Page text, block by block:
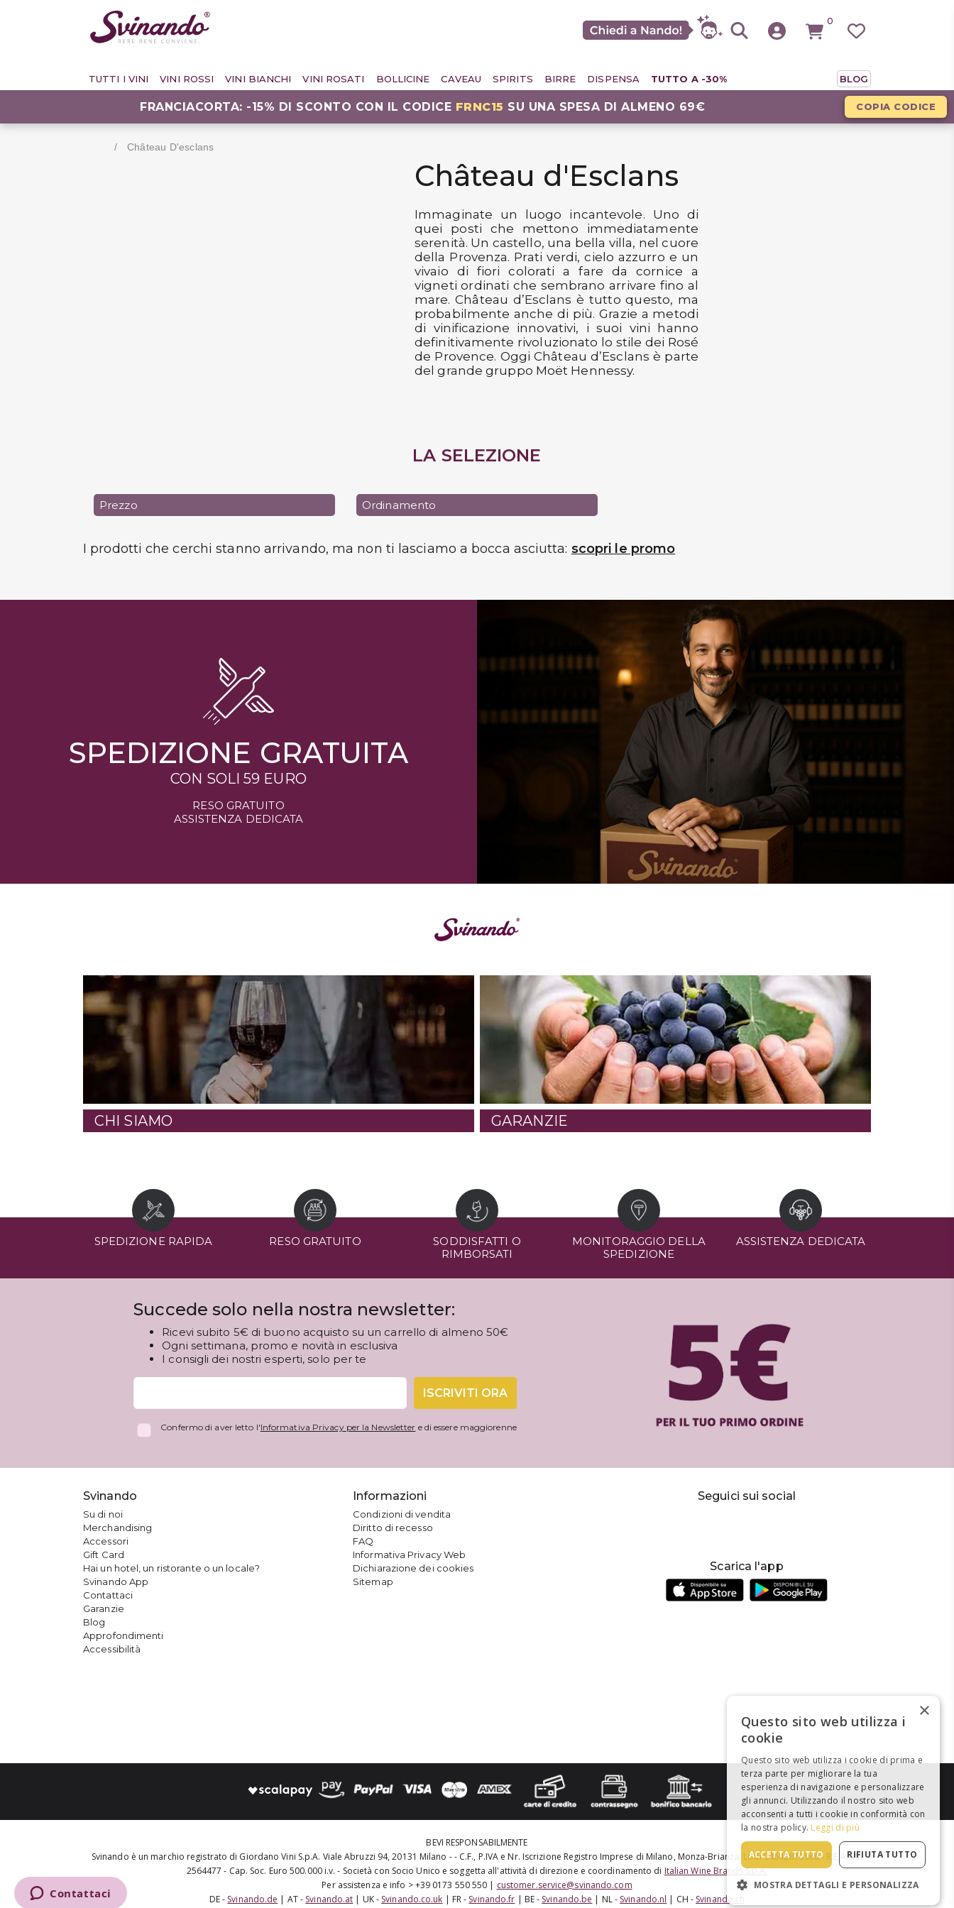
0
TUTTI I VINI VINI ROSSI VINI BIANCHI VINI ROSATI BOLLICINE CAVEAU SPIRITS BIRRE DISPENSA TUTTO A -30% BLOG
FRANCIACORTA: -15% DI SCONTO CON IL CODICE FRNC15 SU UNA SPESA DI ALMENO 69€ COPIA CODICE
Château D'esclans
Château d'Esclans
Immaginate un luogo incantevole. Uno di
quei posti che mettono immediatamente
serenità. Un castello, una bella villa, nel cuore
della Provenza. Prati verdi, cielo azzurro e un
vivaio di fiori colorati a fare da cornice a
vigneti ordinati che sembrano arrivare fino al
mare. Château d’Esclans è tutto questo, ma
probabilmente anche di più. Grazie a metodi
di vinificazione innovativi, i suoi vini hanno
definitivamente rivoluzionato lo stile dei Rosé
de Provence. Oggi Château d’Esclans è parte
del grande gruppo Moët Hennessy.
LA SELEZIONE
Prezzo Ordinamento
I prodotti che cerchi stanno arrivando, ma non ti lasciamo a bocca asciutta: scopri le promo
SPEDIZIONE GRATUITA
CON SOLI 59 EURO
RESO GRATUITO
ASSISTENZA DEDICATA
CHI SIAMO GARANZIE
SPEDIZIONE RAPIDA RESO GRATUITO
SODDISFATTI O
RIMBORSATI
MONITORAGGIO DELLA
SPEDIZIONE
ASSISTENZA DEDICATA
Succede solo nella nostra newsletter:
Ricevi subito 5€ di buono acquisto su un carrello di almeno 50€
Ogni settimana, promo e novità in esclusiva
I consigli dei nostri esperti, solo per te
ISCRIVITI ORA
Confermo di aver letto l'Informativa Privacy per la Newsletter e di essere maggiorenne
Svinando
Su di noi
Merchandising
Accessori
Gift Card
Hai un hotel, un ristorante o un locale?
Svinando App
Contattaci
Garanzie
Blog
Approfondimenti
Accessibilità
Informazioni
Condizioni di vendita
Diritto di recesso
FAQ
Informativa Privacy Web
Dichiarazione dei cookies
Sitemap
Seguici sui social
Scarica l'app
BEVI RESPONSABILMENTE
Svinando è un marchio registrato di Giordano Vini S.p.A. Viale Abruzzi 94, 20131 Milano - - C.F., P.IVA e Nr. Iscrizione Registro Imprese di Milano, Monza-Brianza, Lodi 04642870960 - R.E.A. MI-
2564477 - Cap. Soc. Euro 500.000 i.v. - Società con Socio Unico e soggetta all'attività di direzione e coordinamento di Italian Wine Brands S.p.A.
Per assistenza e info > +39 0173 550 550 | customer.service@svinando.com
DE - Svinando.de | AT - Svinando.at | UK - Svinando.co.uk | FR - Svinando.fr | BE - Svinando.be | NL - Svinando.nl | CH - Svinando.ch
×
Questo sito web utilizza i
cookie
Questo sito web utilizza i cookie di prima e
terza parte per migliorare la tua
esperienza di navigazione e personalizzare
gli annunci. Utilizzando il nostro sito web
acconsenti a tutti i cookie in conformità con
la nostra policy. Leggi di più
ACCETTA TUTTO RIFIUTA TUTTO
MOSTRA DETTAGLI E PERSONALIZZA